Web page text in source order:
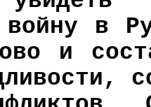
войну в
и